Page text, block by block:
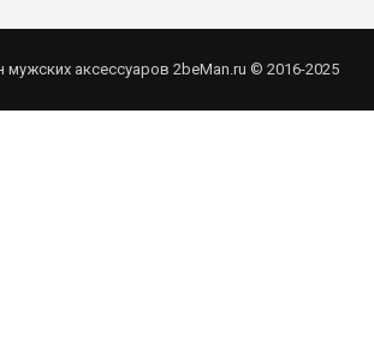
мужских аксессуаров 2beMan.ru © 2016-2025